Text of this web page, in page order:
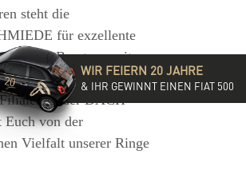
steht die
für exzellente
Beratung mit
Besucht eine
in der DACH-
Euch von der
Vielfalt unserer Ringe
WIR FEIERN 20 JAHRE
& IHR GEWINNT EINEN FIAT 500